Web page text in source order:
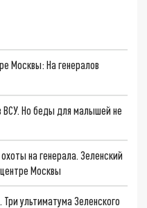
Москвы: На генералов
ВСУ. Но беды для малышей не
на генерала. Зеленский
Москвы
ультиматума Зеленского